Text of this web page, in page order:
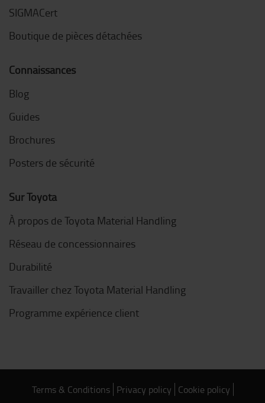
SIGMACert
Boutique de pièces détachées
Connaissances
Blog
Guides
Brochures
Posters de sécurité
Sur Toyota
À propos de Toyota Material Handling
Réseau de concessionnaires
Durabilité
Travailler chez Toyota Material Handling
Programme expérience client
Terms & Conditions Privacy policy Cookie policy